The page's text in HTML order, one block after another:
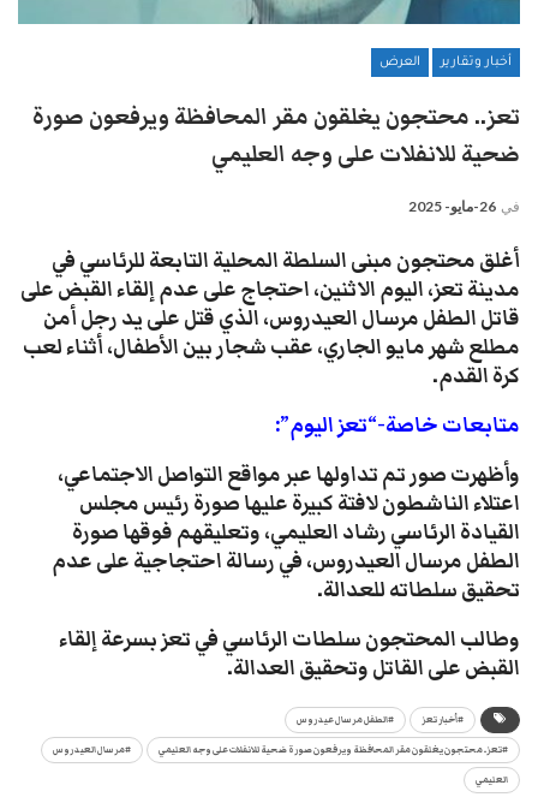
أخبار وتقارير العرض
تعز.. محتجون يغلقون مقر المحافظة ويرفعون صورة
ضحية للانفلات على وجه العليمي
في 26-مايو- 2025
أغلق محتجون مبنى السلطة المحلية التابعة للرئاسي في
مدينة تعز، اليوم الاثنين، احتجاج على عدم إلقاء القبض على
قاتل الطفل مرسال العيدروس، الذي قتل على يد رجل أمن
مطلع شهر مايو الجاري، عقب شجار بين الأطفال، أثناء لعب
كرة القدم.
متابعات خاصة-“تعز اليوم”:
وأظهرت صور تم تداولها عبر مواقع التواصل الاجتماعي،
اعتلاء الناشطون لافتة كبيرة عليها صورة رئيس مجلس
القيادة الرئاسي رشاد العليمي، وتعليقهم فوقها صورة
الطفل مرسال العيدروس، في رسالة احتجاجية على عدم
تحقيق سلطاته للعدالة.
وطالب المحتجون سلطات الرئاسي في تعز بسرعة إلقاء
القبض على القاتل وتحقيق العدالة.
#أخبار تعز #الطفل مرسال عيدروس
#تعز.. محتجون يغلقون مقر المحافظة ويرفعون صورة ضحية للانفلات على وجه العليمي #مرسال العيدروس
العليمي